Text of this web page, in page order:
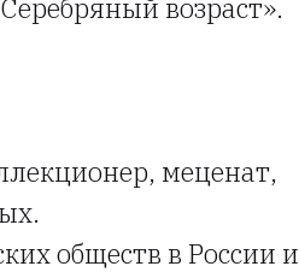
возраст».
меценат,
обществ в России и